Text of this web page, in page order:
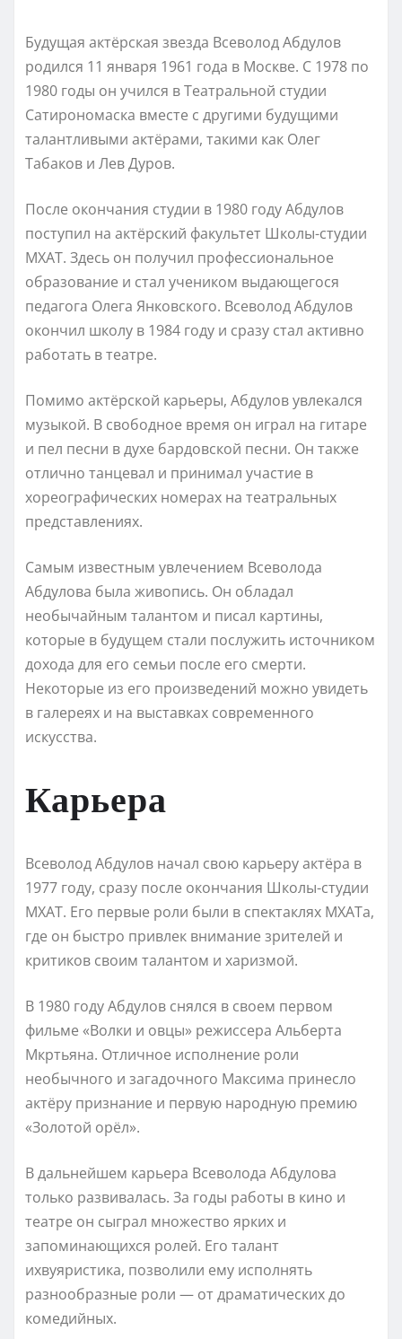
Будущая актёрская звезда Всеволод Абдулов
родился 11 января 1961 года в Москве. С 1978 по
1980 годы он учился в Театральной студии
Сатирономаска вместе с другими будущими
талантливыми актёрами, такими как Олег
Табаков и Лев Дуров.
После окончания студии в 1980 году Абдулов
поступил на актёрский факультет Школы-студии
МХАТ. Здесь он получил профессиональное
образование и стал учеником выдающегося
педагога Олега Янковского. Всеволод Абдулов
окончил школу в 1984 году и сразу стал активно
работать в театре.
Помимо актёрской карьеры, Абдулов увлекался
музыкой. В свободное время он играл на гитаре
и пел песни в духе бардовской песни. Он также
отлично танцевал и принимал участие в
хореографических номерах на театральных
представлениях.
Самым известным увлечением Всеволода
Абдулова была живопись. Он обладал
необычайным талантом и писал картины,
которые в будущем стали послужить источником
дохода для его семьи после его смерти.
Некоторые из его произведений можно увидеть
в галереях и на выставках современного
искусства.
Карьера
Всеволод Абдулов начал свою карьеру актёра в
1977 году, сразу после окончания Школы-студии
МХАТ. Его первые роли были в спектаклях МХАТа,
где он быстро привлек внимание зрителей и
критиков своим талантом и харизмой.
В 1980 году Абдулов снялся в своем первом
фильме «Волки и овцы» режиссера Альберта
Мкртьяна. Отличное исполнение роли
необычного и загадочного Максима принесло
актёру признание и первую народную премию
«Золотой орёл».
В дальнейшем карьера Всеволода Абдулова
только развивалась. За годы работы в кино и
театре он сыграл множество ярких и
запоминающихся ролей. Его талант
ихвуяристика, позволили ему исполнять
разнообразные роли — от драматических до
комедийных.